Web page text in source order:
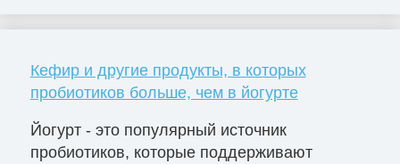
Кефир и другие продукты, в которых
пробиотиков больше, чем в йогурте
Йогурт - это популярный источник
пробиотиков, которые поддерживают